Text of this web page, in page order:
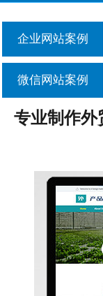
企业网站案例
微信网站案例
专业制作外